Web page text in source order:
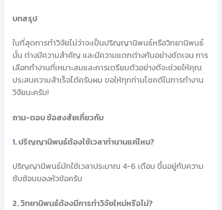
บทสรุป
ในที่สุดการทำวิจัยไม่ว่าจะเป็นปริญญานิพนธ์หรือวิทยานิพนธ์
นั้น ต่างมีความสำคัญ และมีความแตกต่างกันอย่างชัดเจน การ
เลือกทำงานที่เหมาะสมและการเตรียมตัวอย่างดีจะช่วยให้คุณ
ประสบความสำเร็จได้ครับผม ขอให้ทุกท่านโชคดีในการทำงาน
วิจัยนะครับ!
ถาม-ตอบ ข้อสงสัยเกี่ยวกับ
1. ปริญญานิพนธ์ต้องใช้เวลาทำนานแค่ไหน?
ปริญญานิพนธ์มักใช้เวลาประมาณ 4-6 เดือน ขึ้นอยู่กับความ
ซับซ้อนของหัวข้อครับ
2. วิทยานิพนธ์ต้องมีการทำวิจัยใหม่หรือไม่?